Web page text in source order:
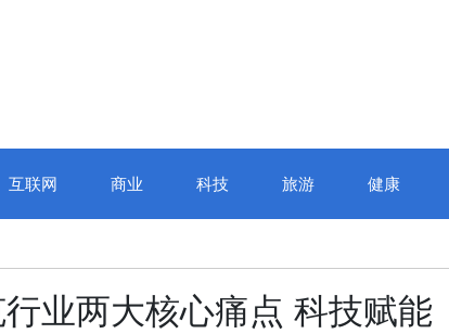
互联网 商业 科技 旅游 健康
业两大核心痛点 科技赋能
校杯”十四届全国校园财会大